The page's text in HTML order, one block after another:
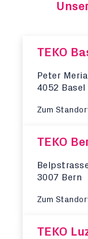
TEKO
Peter
4052 Basel
Zum
TEKO
3007 Bern
Zum
TEKO